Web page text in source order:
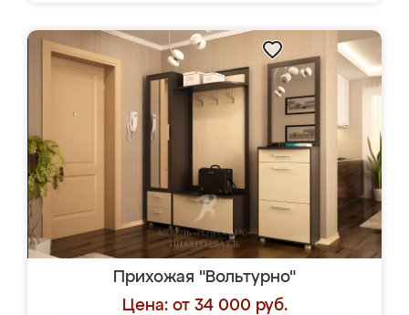
Прихожая "Вольтурно"
Цена: от 34 000 руб.